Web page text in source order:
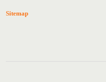
Sitemap